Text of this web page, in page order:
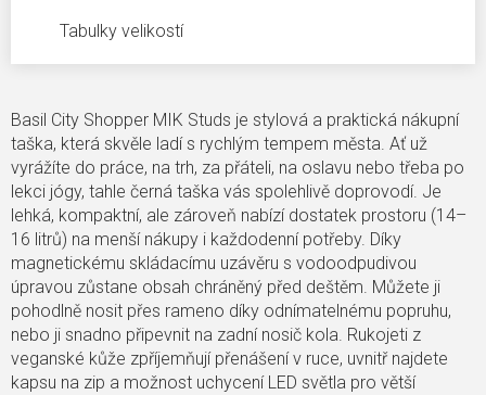
Tabulky velikostí
Basil City Shopper MIK Studs je stylová a praktická nákupní
taška, která skvěle ladí s rychlým tempem města. Ať už
vyrážíte do práce, na trh, za přáteli, na oslavu nebo třeba po
lekci jógy, tahle černá taška vás spolehlivě doprovodí. Je
lehká, kompaktní, ale zároveň nabízí dostatek prostoru (14–
16 litrů) na menší nákupy i každodenní potřeby. Díky
magnetickému skládacímu uzávěru s vodoodpudivou
úpravou zůstane obsah chráněný před deštěm. Můžete ji
pohodlně nosit přes rameno díky odnímatelnému popruhu,
nebo ji snadno připevnit na zadní nosič kola. Rukojeti z
veganské kůže zpříjemňují přenášení v ruce, uvnitř najdete
kapsu na zip a možnost uchycení LED světla pro větší